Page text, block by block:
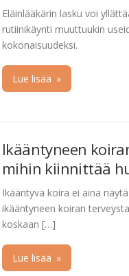
Eläinlääkärin lasku voi
rutiinikäynti muuttuukin
kokonaisuudeksi.
Lue lisää »
Ikääntyneen
mihin kiinnittää
Ikääntyvä koira ei aina
ikääntyneen koiran
koskaan […]
Lue lisää »